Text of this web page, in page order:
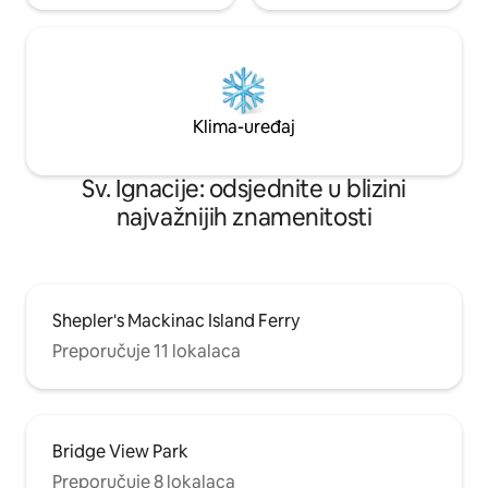
Klima-uređaj
Sv. Ignacije: odsjednite u blizini
najvažnijih znamenitosti
Shepler's Mackinac Island Ferry
Preporučuje 11 lokalaca
Bridge View Park
Preporučuje 8 lokalaca